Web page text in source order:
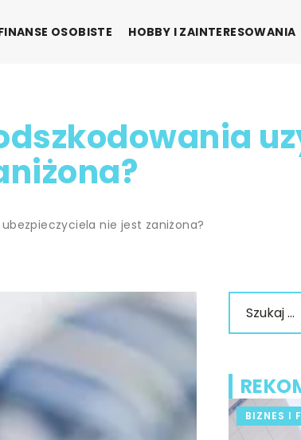
OSOBISTE HOBBY I ZAINTERESOWANIA
nie jest zaniżona?
I ZDROWIE BIZNES I